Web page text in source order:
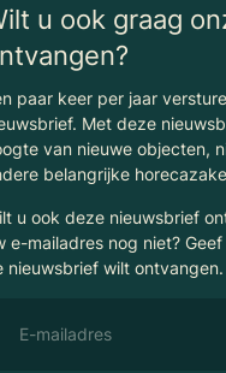
u ook graag
paar keer per jaar
Met deze
van nieuwe objecten,
belangrijke
u ook deze nieuwsbrief
e-mailadres nog niet?
nieuwsbrief wilt ontvangen.